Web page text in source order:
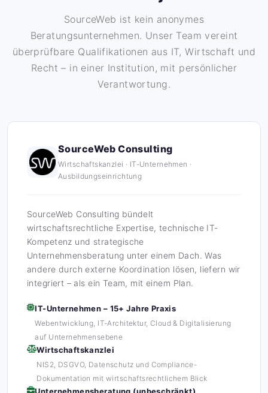
SourceWeb ist kein anonymes
Beratungsunternehmen. Unser Team vereint
überprüfbare Qualifikationen aus IT, Wirtschaft und
Recht – in einer Institution, mit persönlicher
Verantwortung.
SourceWeb Consulting
Wirtschaftskanzlei · IT-Unternehmen ·
Ausbildungseinrichtung
SourceWeb Consulting bündelt
wirtschaftsrechtliche Expertise, technische IT-
Kompetenz und strategische
Unternehmensberatung unter einem Dach. Was
andere durch externe Koordination lösen, liefern wir
integriert – als ein Team, mit einem Plan.
IT-Unternehmen – 15+ Jahre Praxis
Webentwicklung, IT-Architektur, Cloud & Digitalisierung
auf Unternehmensebene
Wirtschaftskanzlei
NIS2, DSGVO, Datenschutz und Compliance-
Dokumentation mit wirtschaftsrechtlichem Blick